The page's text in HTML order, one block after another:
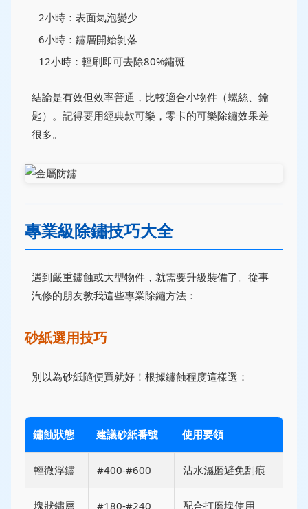
2小時：表面氣泡變少
6小時：鏽層開始剝落
12小時：輕刷即可去除80%鏽斑
結論是有效但效率普通，比較適合小物件（螺絲、鑰
匙）。記得要用經典款可樂，零卡的可樂除鏽效果差
很多。
專業級除鏽技巧大全
遇到嚴重鏽蝕或大型物件，就需要升級裝備了。從事
汽修的朋友教我這些專業除鏽方法：
砂紙選用技巧
別以為砂紙隨便買就好！根據鏽蝕程度這樣選：
鏽蝕狀態 建議砂紙番號 使用要領
輕微浮鏽 #400-#600 沾水濕磨避免刮痕
塊狀鏽層 #180-#240 配合打磨塊使用